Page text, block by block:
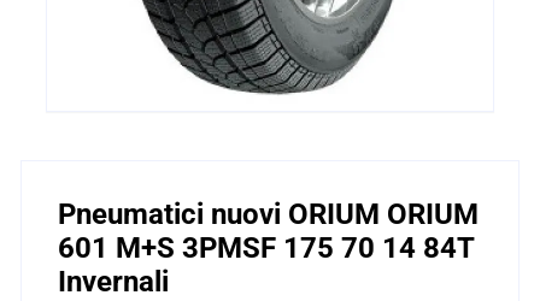
Pneumatici nuovi ORIUM ORIUM
601 M+S 3PMSF 175 70 14 84T
Invernali